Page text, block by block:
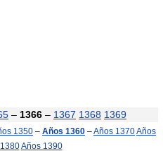
– 1366 – 1367 1368 1369
1350 – Años 1360 –Años 1370Años
1380Años 1390